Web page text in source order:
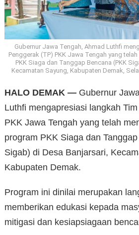
Gubernur Jawa Tengah, Ahmad Luthfi
Penggerak (TP) PKK Jawa Tengah yang
PKK Siaga dan Tanggap Bencana (PKK
Kecamatan Sayung, Kabupaten Demak,
HALO DEMAK — Gubernur
Luthfi mengapresiasi langkah
PKK Jawa Tengah yang telah
program PKK Siaga dan
Sigab) di Desa Banjarsari,
Kabupaten Demak.
Program ini dinilai merupakan
memberikan edukasi kepada
mitigasi dan kesiapsiagaan